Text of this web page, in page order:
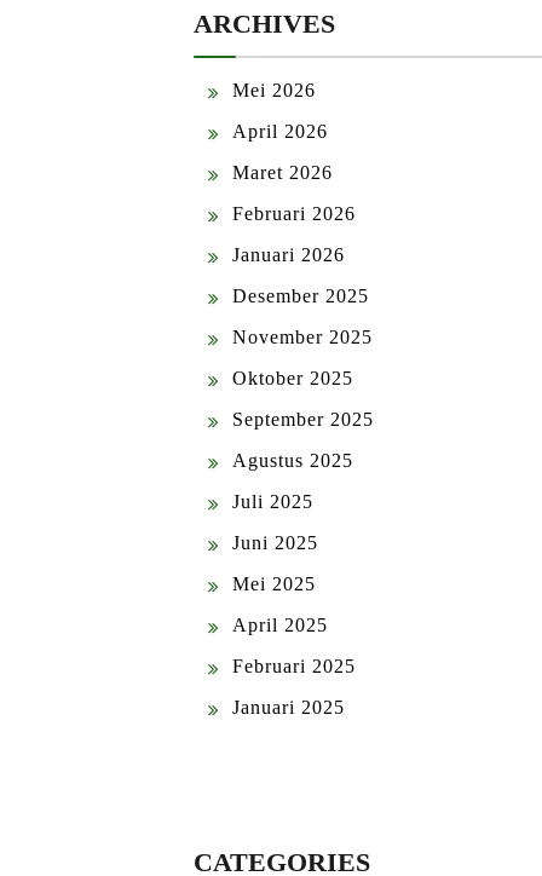
ARCHIVES
Mei 2026
April 2026
Maret 2026
Februari 2026
Januari 2026
Desember 2025
November 2025
Oktober 2025
September 2025
Agustus 2025
Juli 2025
Juni 2025
Mei 2025
April 2025
Februari 2025
Januari 2025
CATEGORIES